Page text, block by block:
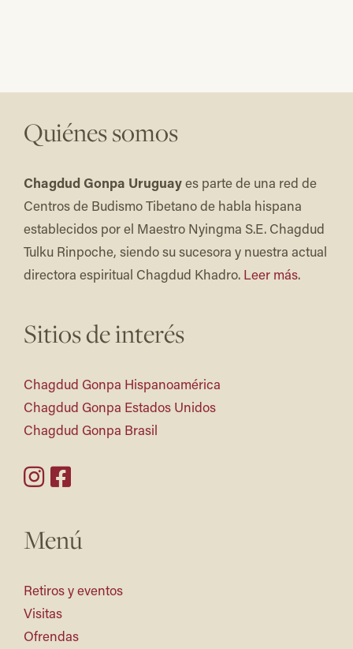
Quiénes somos
Chagdud Gonpa Uruguayes parte de una red de
Centros de Budismo Tibetano de habla hispana
establecidos por el Maestro Nyingma S.E. Chagdud
Tulku Rinpoche, siendo su sucesora y nuestra actual
directora espiritual Chagdud Khadro. Leer más.
Sitios de interés
Chagdud Gonpa Hispanoamérica
Chagdud Gonpa Estados Unidos
Chagdud Gonpa Brasil
Menú
Retiros y eventos
Visitas
Ofrendas